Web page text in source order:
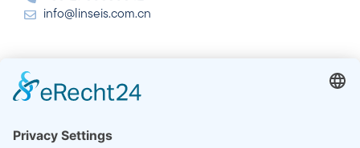
info@linseis.com.cn
India
Linseis Thermal Analysis India Pvt. Ltd. Parcela 65, 2ª
Delhi